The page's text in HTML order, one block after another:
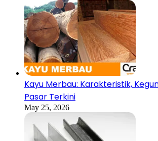
Kayu Merbau: Karakteristik,
Pasar Terkini
May 25, 2026